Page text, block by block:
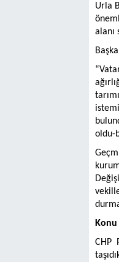
Urla
alanı
oldu-
CHP